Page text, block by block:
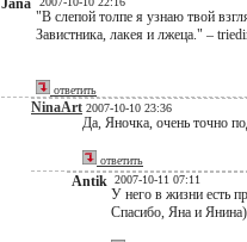
Jana
"В слепой толпе я узнаю твой
Завистника, лакея и лжеца." –
ответить
NinaArt 2007-10-10 23:36
Да, Яночка, очень точно
ответить
Antik 2007-10-11 07:11
У него в жизни есть
Спасибо, Яна и